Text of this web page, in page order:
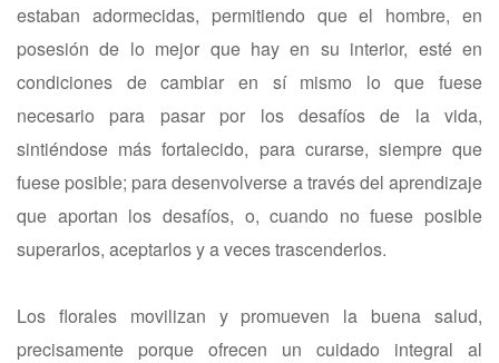
estaban adormecidas, permitiendo que el hombre, en
posesión de lo mejor que hay en su interior, esté en
condiciones de cambiar en sí mismo lo que fuese
necesario para pasar por los desafíos de la vida,
sintiéndose más fortalecido, para curarse, siempre que
fuese posible; para desenvolverse a través del aprendizaje
que aportan los desafíos, o, cuando no fuese posible
superarlos, aceptarlos y a veces trascenderlos.
Los florales movilizan y promueven la buena salud,
precisamente porque ofrecen un cuidado integral al